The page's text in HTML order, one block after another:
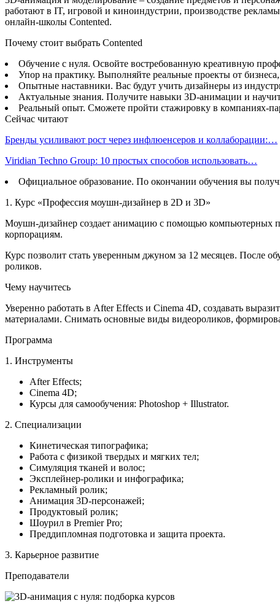
работают в IT, игровой и киноиндустрии, производстве
онлайн-школы Contented.
Почему стоит выбрать Contented
Обучение с нуля. Освойте востребованную креативную
Упор на практику. Выполняйте реальные проекты от
Опытные наставники. Вас будут учить дизайнеры из
Актуальные знания. Получите навыки 3D-анимации и
Реальный опыт. Сможете пройти стажировку в компаниях-
Сейчас читают
Бренды усиливают рост через инфлюенсеров и коллаборации:…
Viridian Techno Group: 10 простых способов использовать…
Официальное образование. По окончании обучения вы
1. Курс «Профессия моушн-дизайнер в 2D и 3D»
Моушн-дизайнер создает анимацию с помощью компьютерных
корпорациям.
Курс позволит стать уверенным джуном за 12 месяцев. После
роликов.
Чему научитесь
Уверенно работать в After Effects и Cinema 4D, создавать
материалами. Снимать основные виды видеороликов,
Программа
1. Инструменты
After Effects;
Cinema 4D;
Курсы для самообучения: Photoshop + Illustrator.
2. Специализации
Кинетическая типографика;
Работа с физикой твердых и мягких тел;
Симуляция тканей и волос;
Эксплейнер-ролики и инфографика;
Рекламный ролик;
Анимация 3D-персонажей;
Продуктовый ролик;
Шоурил в Premier Pro;
Преддипломная подготовка и защита проекта.
3. Карьерное развитие
Преподаватели